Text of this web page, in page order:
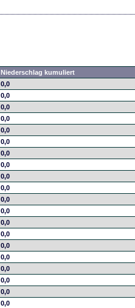
Niederschlag kumuliert
0,0
0,0
0,0
0,0
0,0
0,0
0,0
0,0
0,0
0,0
0,0
0,0
0,0
0,0
0,0
0,0
0,0
0,0
0,0
0,0